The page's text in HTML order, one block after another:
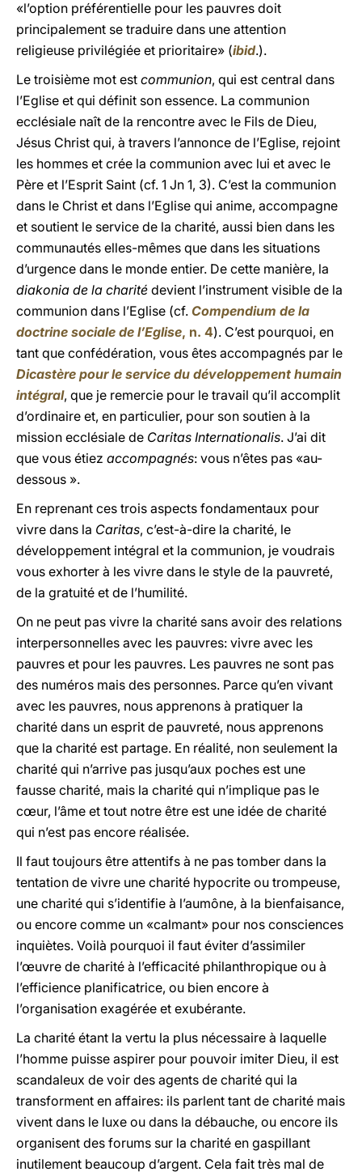
«l’option préférentielle pour les pauvres doit
principalement se traduire dans une attention
religieuse privilégiée et prioritaire» (ibid.).
Le troisième mot est communion, qui est central dans
l’Eglise et qui définit son essence. La communion
ecclésiale naît de la rencontre avec le Fils de Dieu,
Jésus Christ qui, à travers l’annonce de l’Eglise, rejoint
les hommes et crée la communion avec lui et avec le
Père et l’Esprit Saint (cf. 1 Jn 1, 3). C’est la communion
dans le Christ et dans l’Eglise qui anime, accompagne
et soutient le service de la charité, aussi bien dans les
communautés elles-mêmes que dans les situations
d’urgence dans le monde entier. De cette manière, la
diakonia de la charité devient l’instrument visible de la
communion dans l’Eglise (cf. Compendium de la
doctrine sociale de l’Eglise, n. 4). C’est pourquoi, en
tant que confédération, vous êtes accompagnés par le
Dicastère pour le service du développement humain
intégral, que je remercie pour le travail qu’il accomplit
d’ordinaire et, en particulier, pour son soutien à la
mission ecclésiale de Caritas Internationalis. J’ai dit
que vous étiez accompagnés: vous n’êtes pas «au-
dessous ».
En reprenant ces trois aspects fondamentaux pour
vivre dans la Caritas, c’est-à-dire la charité, le
développement intégral et la communion, je voudrais
vous exhorter à les vivre dans le style de la pauvreté,
de la gratuité et de l’humilité.
On ne peut pas vivre la charité sans avoir des relations
interpersonnelles avec les pauvres: vivre avec les
pauvres et pour les pauvres. Les pauvres ne sont pas
des numéros mais des personnes. Parce qu’en vivant
avec les pauvres, nous apprenons à pratiquer la
charité dans un esprit de pauvreté, nous apprenons
que la charité est partage. En réalité, non seulement la
charité qui n’arrive pas jusqu’aux poches est une
fausse charité, mais la charité qui n’implique pas le
cœur, l’âme et tout notre être est une idée de charité
qui n’est pas encore réalisée.
Il faut toujours être attentifs à ne pas tomber dans la
tentation de vivre une charité hypocrite ou trompeuse,
une charité qui s’identifie à l’aumône, à la bienfaisance,
ou encore comme un «calmant» pour nos consciences
inquiètes. Voilà pourquoi il faut éviter d’assimiler
l’œuvre de charité à l’efficacité philanthropique ou à
l’efficience planificatrice, ou bien encore à
l’organisation exagérée et exubérante.
La charité étant la vertu la plus nécessaire à laquelle
l’homme puisse aspirer pour pouvoir imiter Dieu, il est
scandaleux de voir des agents de charité qui la
transforment en affaires: ils parlent tant de charité mais
vivent dans le luxe ou dans la débauche, ou encore ils
organisent des forums sur la charité en gaspillant
inutilement beaucoup d’argent. Cela fait très mal de